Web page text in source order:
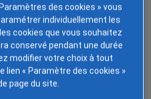
peut penser, le lien avec un
sa naissance et son départ
Les parents ont tissé
dès les premiers instants de
, c’est reconnaître
aussi brève soit-elle.
des cookies » vous
individuellement les
cookies que vous souhaitez
conservé pendant une durée
modifier votre choix à tout
lien « Paramètre des cookies »
page du site.